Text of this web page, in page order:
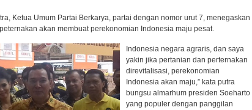
Ketua Umum Partai Berkarya, partai dengan nomor urut 7, menegaskan
akan membuat perekonomian Indonesia maju pesat.
Indonesia negara agraris, dan saya
yakin jika pertanian dan perternakan
direvitalisasi, perekonomian
Indonesia akan maju,” kata putra
bungsu almarhum presiden Soeharto
yang populer dengan panggilan